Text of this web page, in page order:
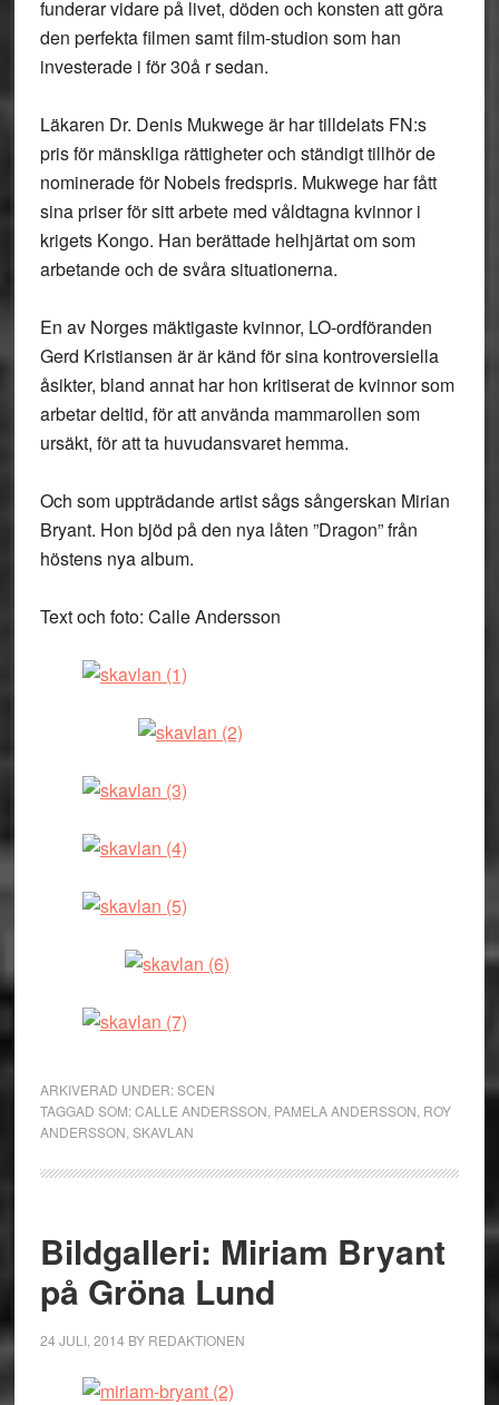
funderar vidare på livet, döden och konsten att göra
den perfekta filmen samt film-studion som han
investerade i för 30å r sedan.
Läkaren Dr. Denis Mukwege är har tilldelats FN:s
pris för mänskliga rättigheter och ständigt tillhör de
nominerade för Nobels fredspris. Mukwege har fått
sina priser för sitt arbete med våldtagna kvinnor i
krigets Kongo. Han berättade helhjärtat om som
arbetande och de svåra situationerna.
En av Norges mäktigaste kvinnor, LO-ordföranden
Gerd Kristiansen är är känd för sina kontroversiella
åsikter, bland annat har hon kritiserat de kvinnor som
arbetar deltid, för att använda mammarollen som
ursäkt, för att ta huvudansvaret hemma.
Och som uppträdande artist sågs sångerskan Mirian
Bryant. Hon bjöd på den nya låten ”Dragon” från
höstens nya album.
Text och foto: Calle Andersson
ARKIVERAD UNDER:SCEN
TAGGAD SOM:CALLE ANDERSSON PAMELA ANDERSSON ROY
ANDERSSON SKAVLAN
Bildgalleri: Miriam Bryant
på Gröna Lund
24 JULI, 2014 BY REDAKTIONEN